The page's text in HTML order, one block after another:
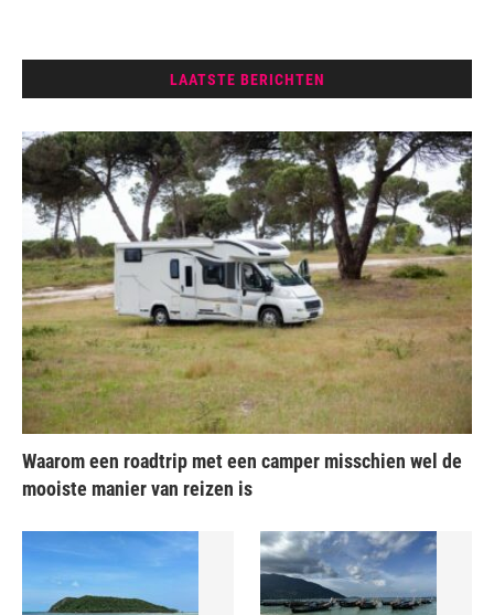
LAATSTE BERICHTEN
Waarom een roadtrip met een camper misschien wel de
mooiste manier van reizen is